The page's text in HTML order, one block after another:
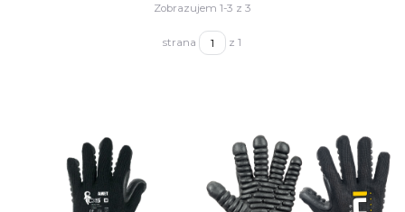
Zobrazujem 1-3 z 3
strana z 1